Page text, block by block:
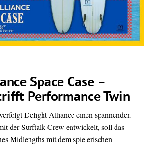
Space Case –
Performance Twin
Delight Alliance einen spannenden
der Surftalk Crew entwickelt, soll das
Midlengths mit dem spielerischen